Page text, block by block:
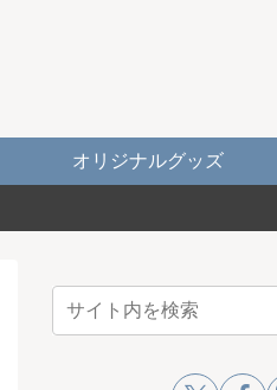
オリジナルグッズ